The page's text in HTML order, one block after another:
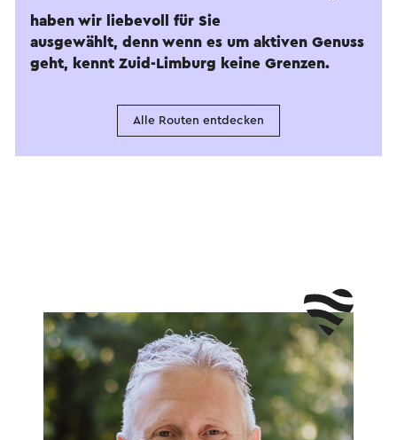
haben wir liebevoll für Sie
ausgewählt, denn wenn es um aktiven Genuss
geht, kennt Zuid-Limburg keine Grenzen.
Alle Routen entdecken